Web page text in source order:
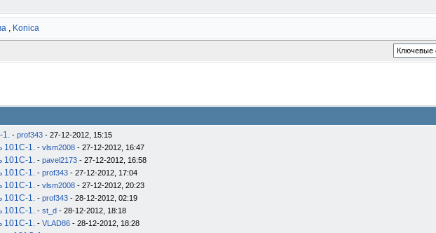
, Konica
1. - prof343 - 27-12-2012, 15:15
101С-1. - vlsm2008 - 27-12-2012, 16:47
101С-1. - pavel2173 - 27-12-2012, 16:58
101С-1. - prof343 - 27-12-2012, 17:04
101С-1. - vlsm2008 - 27-12-2012, 20:23
101С-1. - prof343 - 28-12-2012, 02:19
101С-1. - st_d - 28-12-2012, 18:18
101С-1. - VLAD86 - 28-12-2012, 18:28